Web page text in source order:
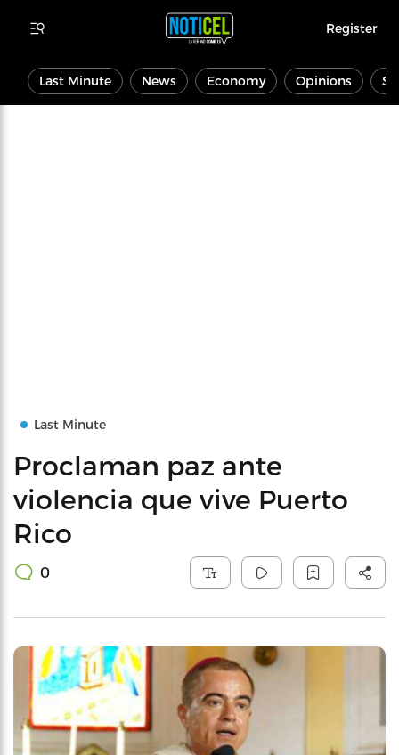
Register
Last Minute News Economy Opinions
Last Minute
Proclaman paz ante
violencia que vive Puerto
Rico
0